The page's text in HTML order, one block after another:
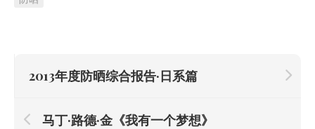
2013年度防晒综合报告·日系篇
马丁·路德·金《我有一个梦想》